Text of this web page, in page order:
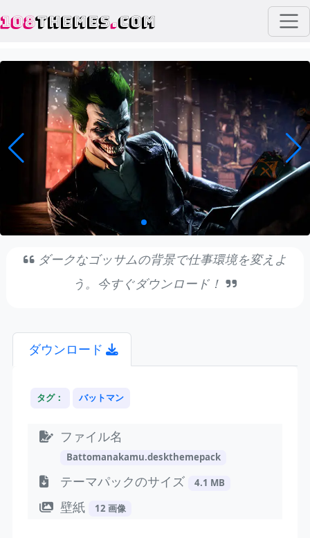
108THEMES.COM
ダークなゴッサムの背景で仕事環境を変えよ
う。今すぐダウンロード！
ダウンロード
タグ： バットマン
ファイル名
Battomanakamu.deskthemepack
テーマパックのサイズ 4.1 MB
壁紙 12 画像